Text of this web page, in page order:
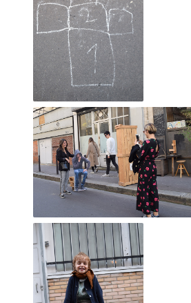
2019 mai
2019 avril
2019 mars
2019 février
2019 janvier
2018 décembre
2018 novembre
2018 octobre
2018 septembre
2018 août
17 mai 2013,
Vous l'aurez
qui se
tirer dessus